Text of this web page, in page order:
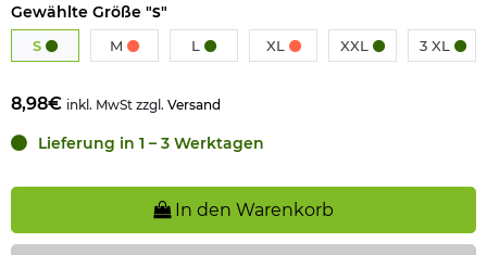
Gewählte Größe "S"
S M L XL XXL 3 XL
8,98€ inkl. MwSt zzgl. Versand
Lieferung in 1 – 3 Werktagen
In den Warenkorb